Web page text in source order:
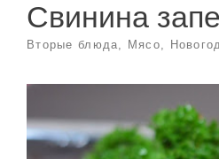
Свинина
Вторые блюда, Мясо,